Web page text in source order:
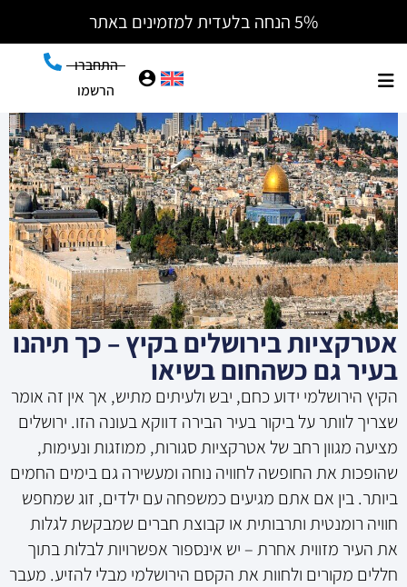
5% הנחה בלעדית למזמינים באתר
התחברו
הרשמו
אטרקציות בירושלים בקיץ – כך תיהנו
בעיר גם כשהחום בשיאו
הקיץ הירושלמי ידוע כחם, יבש ולעיתים מתיש, אך אין זה אומר
שצריך לוותר על ביקור בעיר הבירה דווקא בעונה הזו. ירושלים
מציעה מגוון רחב של אטרקציות סגורות, ממוזגות ונעימות,
שהופכות את החופשה לחוויה נוחה ומעשירה גם בימים החמים
ביותר. בין אם אתם מגיעים כמשפחה עם ילדים, זוג שמחפש
חוויה רומנטית ותרבותית או קבוצת חברים שמבקשת לגלות
את העיר מזווית אחרת – יש אינספור אפשרויות לבלות בתוך
חללים מקורים ולחוות את הקסם הירושלמי מבלי להזיע. מעבר